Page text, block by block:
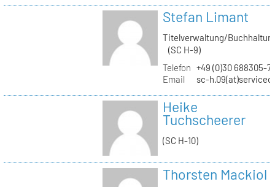
Stefan Limant
Titelverwaltung/
(SC H-9)
Telefon +49 (0)30 688305-
Email
sc-
Heike
Tuchscheerer
(SC H-10)
Thorsten Mackiol